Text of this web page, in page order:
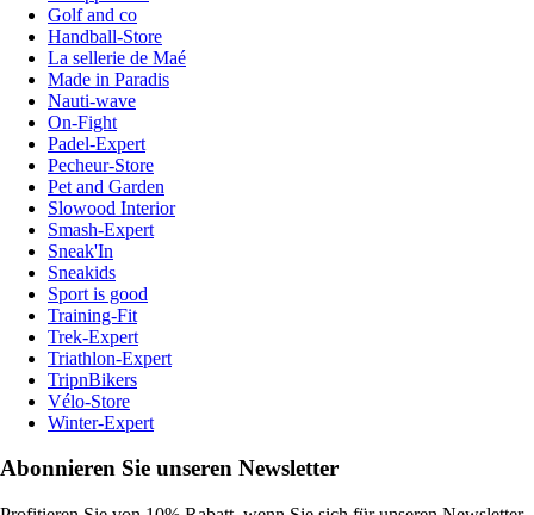
Golf and co
Handball-Store
La sellerie de Maé
Made in Paradis
Nauti-wave
On-Fight
Padel-Expert
Pecheur-Store
Pet and Garden
Slowood Interior
Smash-Expert
Sneak'In
Sneakids
Sport is good
Training-Fit
Trek-Expert
Triathlon-Expert
TripnBikers
Vélo-Store
Winter-Expert
Abonnieren Sie unseren Newsletter